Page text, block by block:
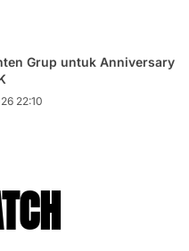
Grup untuk Anniversary
22:10